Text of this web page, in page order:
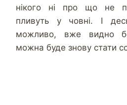
нікого ні про що не
пливуть у човні. І
можливо, вже видно
можна буде знову стати